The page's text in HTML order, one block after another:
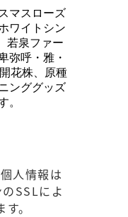
マスローズ
ワイトシン
、若泉ファー
弥呼・雅・
花株、原種
ンググッズ
。
人情報は
SSLによ
。